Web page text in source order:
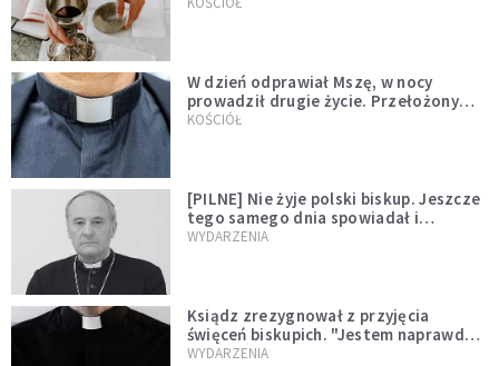
W dzień odprawiał Mszę, w nocy
prowadził drugie życie. Przełożony
kazał mu opuścić zakon
KOŚCIÓŁ
[PILNE] Nie żyje polski biskup. Jeszcze
tego samego dnia spowiadał i
sprawował Mszę świętą
WYDARZENIA
Ksiądz zrezygnował z przyjęcia
święceń biskupich. "Jestem naprawdę
niegodny"
WYDARZENIA